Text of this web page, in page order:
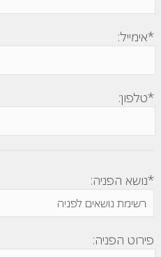
*אימייל:
*טלפון:
*נושא הפניה:
פירוט הפניה: